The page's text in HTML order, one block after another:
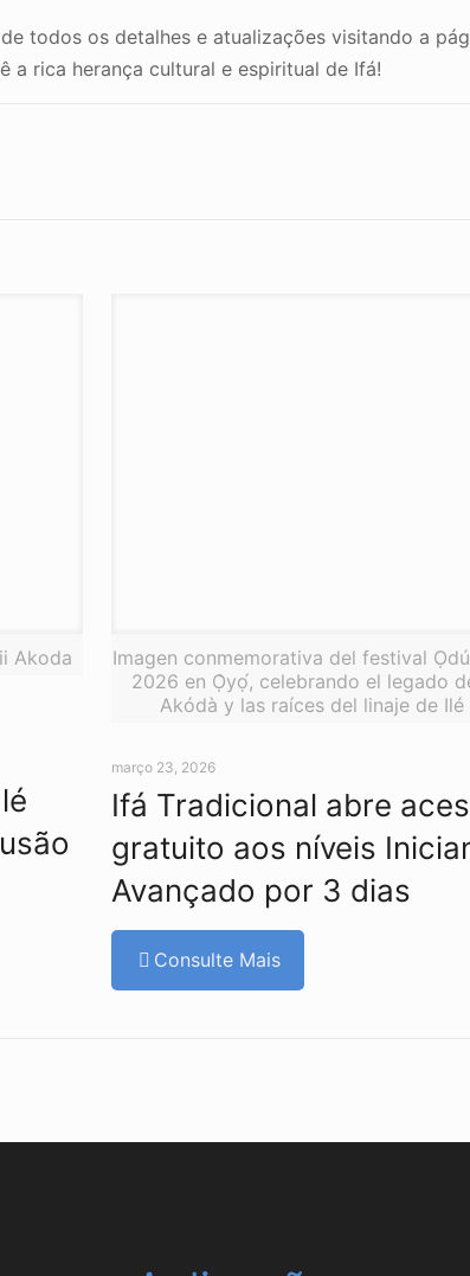
todos os detalhes e atualizações visitando a
a rica herança cultural e espiritual de Ifá!
Akoda
Imagen conmemorativa del festival
2026 en Ọ̀yọ́, celebrando el legado
Akódà y las raíces del linaje de Ilé
março 23, 2026
Ifá Tradicional abre
gratuito aos níveis
Avançado por 3 dias
Consulte Mais